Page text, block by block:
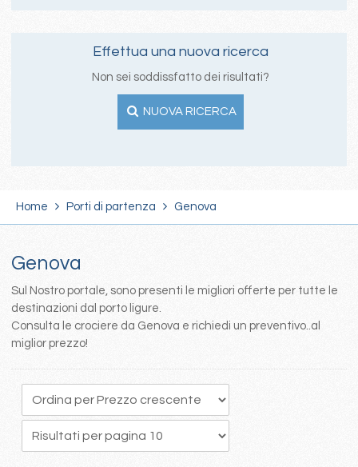
Effettua una nuova ricerca
Non sei soddissfatto dei risultati?
NUOVA RICERCA
Home Porti di partenza Genova
Genova
Sul Nostro portale, sono presenti le migliori offerte per tutte le
destinazioni dal porto ligure.
Consulta le crociere da Genova e richiedi un preventivo..al
miglior prezzo!